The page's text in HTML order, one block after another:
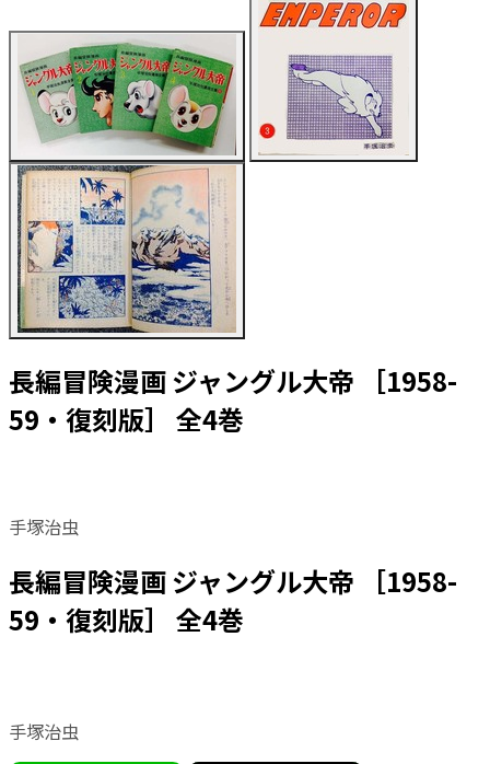
長編冒険漫画 ジャングル大帝 ［1958-
59・復刻版］ 全4巻
手塚治虫
長編冒険漫画 ジャングル大帝 ［1958-
59・復刻版］ 全4巻
手塚治虫